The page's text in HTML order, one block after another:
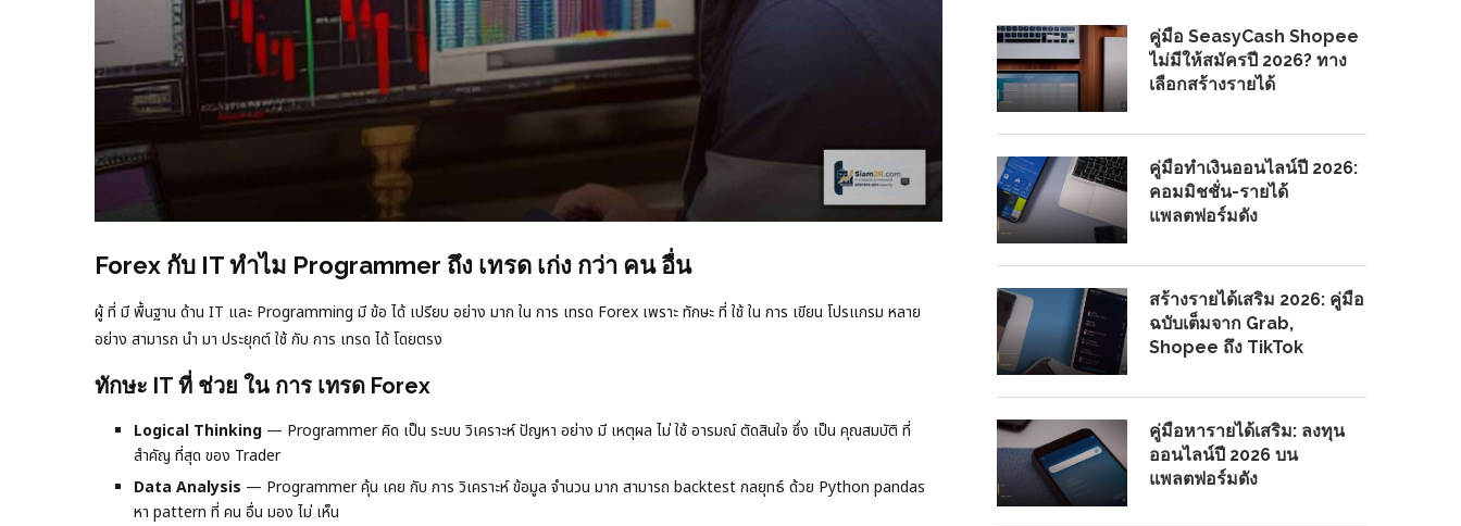
Forex กับ IT ทำไม Programmer ถึง เทรด เก่ง กว่า คน อื่น
ผู้ ที่ มี พื้นฐาน ด้าน IT และ Programming มี ข้อ ได้ เปรียบ อย่าง มาก ใน การ เทรด Forex เพราะ ทักษะ ที่ ใช้ ใน การ เขียน โปรแกรม หลาย
อย่าง สามารถ นำ มา ประยุกต์ ใช้ กับ การ เทรด ได้ โดยตรง
ทักษะ IT ที่ ช่วย ใน การ เทรด Forex
Logical Thinking — Programmer คิด เป็น ระบบ วิเคราะห์ ปัญหา อย่าง มี เหตุผล ไม่ ใช้ อารมณ์ ตัดสินใจ ซึ่ง เป็น คุณสมบัติ ที่
สำคัญ ที่สุด ของ Trader
Data Analysis — Programmer คุ้น เคย กับ การ วิเคราะห์ ข้อมูล จำนวน มาก สามารถ backtest กลยุทธ์ ด้วย Python pandas
หา pattern ที่ คน อื่น มอง ไม่ เห็น
คู่มือ SeasyCash Shopee
ไม่มีให้สมัครปี 2026? ทาง
เลือกสร้างรายได้
คู่มือทำเงินออนไลน์ปี 2026:
คอมมิชชั่น-รายได้
แพลตฟอร์มดัง
สร้างรายได้เสริม 2026: คู่มือ
ฉบับเต็มจาก Grab,
Shopee ถึง TikTok
คู่มือหารายได้เสริม: ลงทุน
ออนไลน์ปี 2026 บน
แพลตฟอร์มดัง